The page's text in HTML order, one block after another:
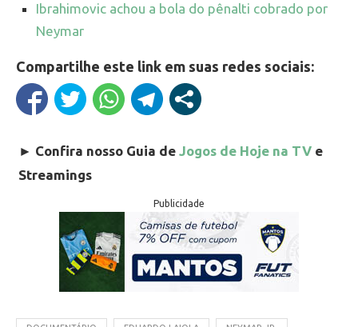
Ibrahimovic achou a bola do pênalti cobrado por
Neymar
Compartilhe este link em suas redes sociais:
► Confira nosso Guia de Jogos de Hoje na TV e
Streamings
Publicidade